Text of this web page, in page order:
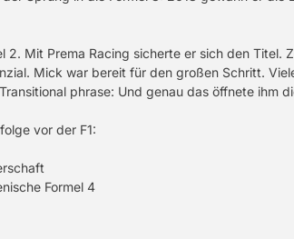
Mit Prema Racing sicherte er sich den Titel.
Mick war bereit für den großen Schritt.
phrase: Und genau das öffnete ihm
vor der F1:
Formel 4